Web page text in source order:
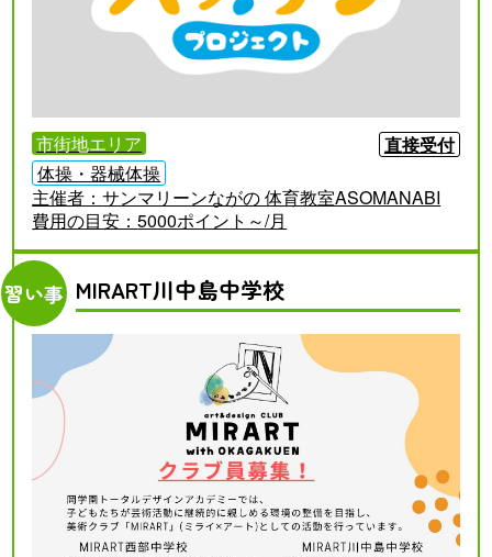
市街地エリア
直接受付
体操・器械体操
主催者：サンマリーンながの 体育教室ASOMANABI
費用の目安：5000ポイント～/月
習い事 MIRART川中島中学校